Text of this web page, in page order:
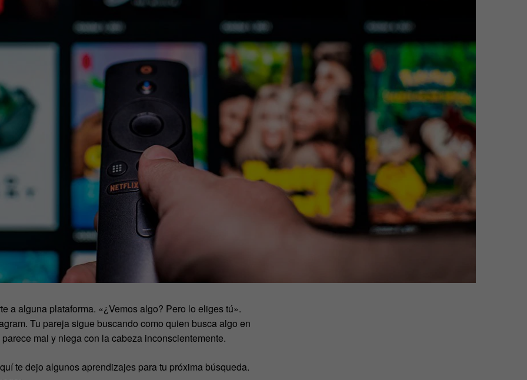
a alguna plataforma. «¿Vemos algo? Pero lo eliges tú».
Tu pareja sigue buscando como quien busca algo en
mal y niega con la cabeza inconscientemente.
te dejo algunos aprendizajes para tu próxima búsqueda.